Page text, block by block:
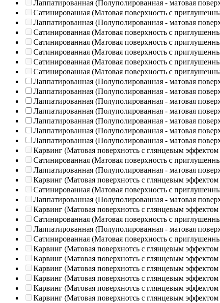
Лаппатированная (Полуполированная - матовая
Сатинированная (Матовая поверхность с
Лаппатированная (Полуполированная - матовая
Сатинированная (Матовая поверхность с
Сатинированная (Матовая поверхность с
Сатинированная (Матовая поверхность с
Сатинированная (Матовая поверхность с
Сатинированная (Матовая поверхность с
Лаппатированная (Полуполированная - матовая
Лаппатированная (Полуполированная - матовая
Лаппатированная (Полуполированная - матовая
Лаппатированная (Полуполированная - матовая
Лаппатированная (Полуполированная - матовая
Лаппатированная (Полуполированная - матовая
Лаппатированная (Полуполированная - матовая
Карвинг (Матовая поверхнотсь с глянцевым эффектом
Сатинированная (Матовая поверхность с
Лаппатированная (Полуполированная - матовая
Карвинг (Матовая поверхнотсь с глянцевым эффектом
Сатинированная (Матовая поверхность с
Лаппатированная (Полуполированная - матовая
Карвинг (Матовая поверхнотсь с глянцевым эффектом
Сатинированная (Матовая поверхность с
Лаппатированная (Полуполированная - матовая
Сатинированная (Матовая поверхность с
Карвинг (Матовая поверхнотсь с глянцевым эффектом
Карвинг (Матовая поверхнотсь с глянцевым эффектом
Карвинг (Матовая поверхнотсь с глянцевым эффектом
Карвинг (Матовая поверхнотсь с глянцевым эффектом
Карвинг (Матовая поверхнотсь с глянцевым эффектом
Карвинг (Матовая поверхнотсь с глянцевым эффектом